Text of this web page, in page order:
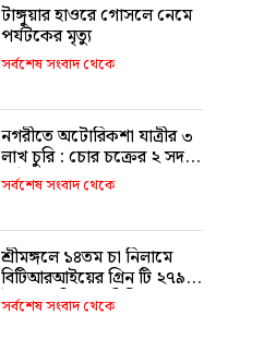
টাঙ্গুয়ার হাওরে গোসলে নেমে
পর্যটকের মৃত্যু
সর্বশেষ সংবাদ থেকে
নগরীতে অটোরিকশা যাত্রীর ৩
লাখ চুরি : চোর চক্রের ২ সদস্য
আটক
সর্বশেষ সংবাদ থেকে
শ্রীমঙ্গলে ১৪তম চা নিলামে
বিটিআরআইয়ের গ্রিন টি ২৭৯০
টাকা কেজি দরে বিক্রি
সর্বশেষ সংবাদ থেকে